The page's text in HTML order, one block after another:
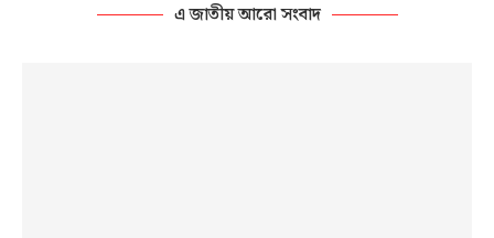
এ জাতীয় আরো সংবাদ